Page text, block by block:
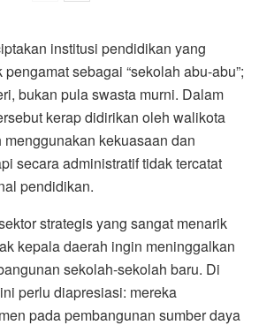
institusi pendidikan yang
sebagai “sekolah abu-abu”;
bukan pula swasta murni. Dalam
kerap didirikan oleh walikota
kekuasaan dan
secara administratif tidak tercatat
pendidikan.
strategis yang sangat menarik
kepala daerah ingin meninggalkan
sekolah-sekolah baru. Di
perlu diapresiasi: mereka
pada pembangunan sumber daya